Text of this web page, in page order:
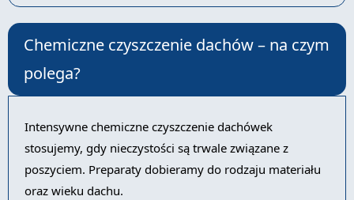
Chemiczne czyszczenie dachów – na czym
polega?
Intensywne chemiczne czyszczenie dachówek
stosujemy, gdy nieczystości są trwale związane z
poszyciem. Preparaty dobieramy do rodzaju materiału
oraz wieku dachu.